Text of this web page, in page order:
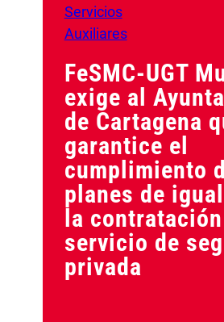
Servicios
Auxiliares
FeSMC-UGT
exige al
de Cartagena
garantice el
cumplimiento
planes de
la
servicio de
privada